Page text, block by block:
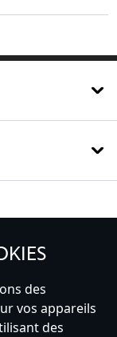
des
vos appareils
des